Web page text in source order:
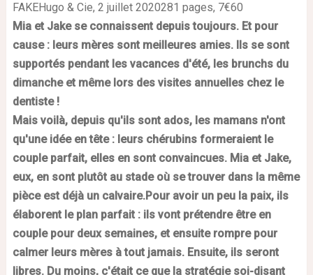
FAKEHugo & Cie, 2 juillet 2020281 pages, 7€60
Mia et Jake se connaissent depuis toujours. Et pour
cause : leurs mères sont meilleures amies. Ils se sont
supportés pendant les vacances d'été, les brunchs du
dimanche et même lors des visites annuelles chez le
dentiste !
Mais voilà, depuis qu'ils sont ados, les mamans n'ont
qu'une idée en tête : leurs chérubins formeraient le
couple parfait, elles en sont convaincues. Mia et Jake,
eux, en sont plutôt au stade où se trouver dans la même
pièce est déjà un calvaire.Pour avoir un peu la paix, ils
élaborent le plan parfait : ils vont prétendre être en
couple pour deux semaines, et ensuite rompre pour
calmer leurs mères à tout jamais. Ensuite, ils seront
libres. Du moins, c'était ce que la stratégie soi-disant